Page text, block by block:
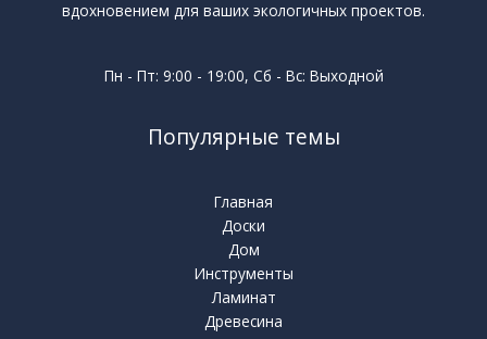
вдохновением для ваших экологичных проектов.
Пн - Пт: 9:00 - 19:00, Сб - Вс: Выходной
Популярные темы
Главная
Доски
Дом
Инструменты
Ламинат
Древесина